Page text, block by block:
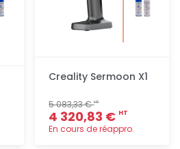
Creality Sermoon X1
5 083,33 €HT
4 320,83 € HT
En cours de réappro.